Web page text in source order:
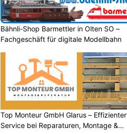
Bähnli-Shop Barmettler in Olten SO –
Fachgeschäft für digitale Modellbahn
Top Monteur GmbH Glarus – Effizienter
Service bei Reparaturen, Montage &